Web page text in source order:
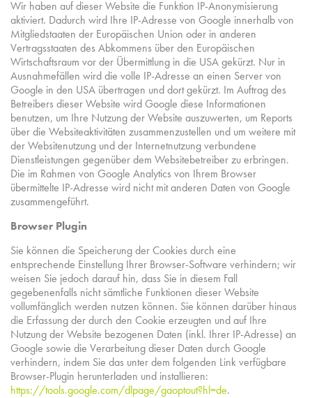
Wir haben auf dieser Website die Funktion IP-Anonymisierung
aktiviert. Dadurch wird Ihre IP-Adresse von Google innerhalb von
Mitgliedstaaten der Europäischen Union oder in anderen
Vertragsstaaten des Abkommens über den Europäischen
Wirtschaftsraum vor der Übermittlung in die USA gekürzt. Nur in
Ausnahmefällen wird die volle IP-Adresse an einen Server von
Google in den USA übertragen und dort gekürzt. Im Auftrag des
Betreibers dieser Website wird Google diese Informationen
benutzen, um Ihre Nutzung der Website auszuwerten, um Reports
über die Websiteaktivitäten zusammenzustellen und um weitere mit
der Websitenutzung und der Internetnutzung verbundene
Dienstleistungen gegenüber dem Websitebetreiber zu erbringen.
Die im Rahmen von Google Analytics von Ihrem Browser
übermittelte IP-Adresse wird nicht mit anderen Daten von Google
zusammengeführt.
Browser Plugin
Sie können die Speicherung der Cookies durch eine
entsprechende Einstellung Ihrer Browser-Software verhindern; wir
weisen Sie jedoch darauf hin, dass Sie in diesem Fall
gegebenenfalls nicht sämtliche Funktionen dieser Website
vollumfänglich werden nutzen können. Sie können darüber hinaus
die Erfassung der durch den Cookie erzeugten und auf Ihre
Nutzung der Website bezogenen Daten (inkl. Ihrer IP-Adresse) an
Google sowie die Verarbeitung dieser Daten durch Google
verhindern, indem Sie das unter dem folgenden Link verfügbare
Browser-Plugin herunterladen und installieren:
https://tools.google.com/dlpage/gaoptout?hl=de.